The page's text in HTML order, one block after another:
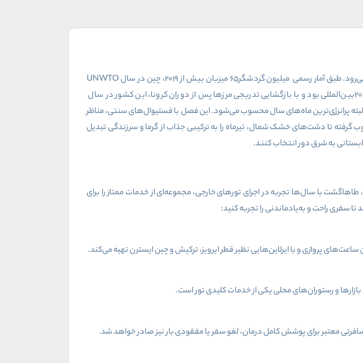
طبق آمار رسمی UNWTO، چین در سال۲۰۱۹میزبان بیش از۶۵میلیون گردشگر
بین‌المللی بود و با بازگشایی تدریجی مرزها پس از دوران کرونا، این کشور در سال
پرانرژی‌ترین ماه‌های سال محسوب می‌شود. این فصل با فستیوال‌های سنتی، مناظر
گرفته تا دشت‌های خشک شمال، تیرماه را به ترکیبی جذاب از گرما و سرزندگی تبدیل
به شرق دور انتخاب کنند.
با سال‌ها تجربه در اجرای تورهای خارجی، مجموعه‌ای از خدمات ممتاز را برای
سفری راحت و به‌یادماندنی را تجربه کنید:
پروازی و با ایرلاین‌هایی نظیر قطر ایرویز، ترکیش و چین ایسترن تهیه می‌کند.
و رستوران‌های محلی یکی از خدمات کلیدی تور است.
معتبر برای پوشش کامل درمان، لغو سفر یا مفقودی بار نیز صادر خواهد شد.